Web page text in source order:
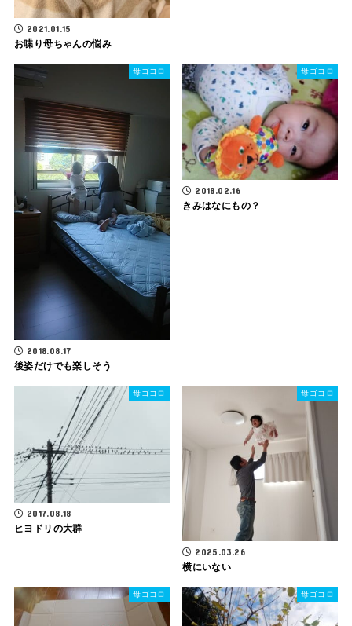
2021.01.15
お喋り母ちゃんの悩み
母ゴコロ
2018.08.17
後姿だけでも楽しそう
母ゴコロ
2018.02.16
きみはなにもの？
母ゴコロ
2017.08.18
ヒヨドリの大群
母ゴコロ
2025.03.26
横にいない
母ゴコロ 母ゴコロ